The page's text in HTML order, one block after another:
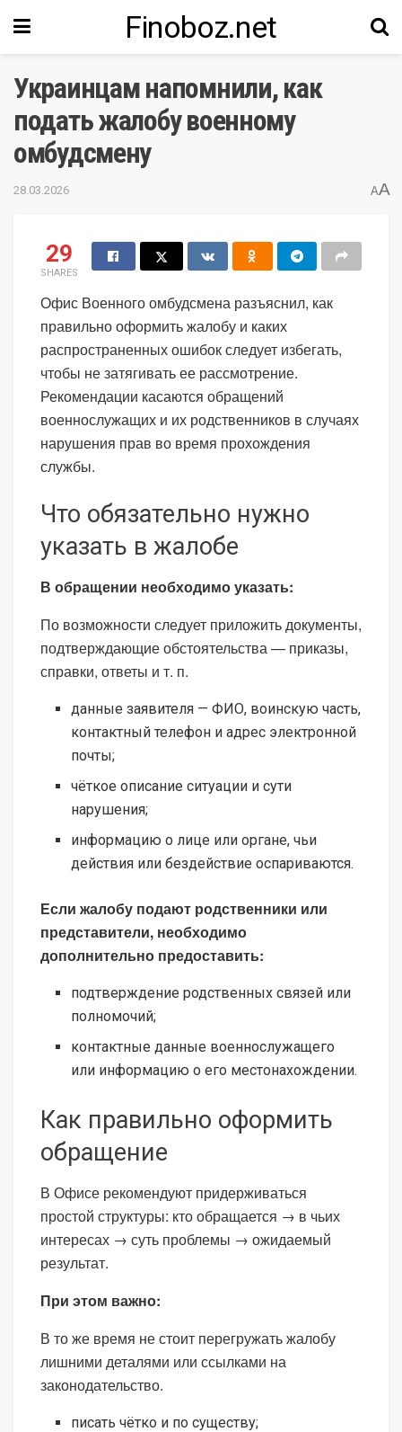
Finoboz.net
Украинцам напомнили, как
подать жалобу военному
омбудсмену
28.03.2026 AA
29
SHARES
Офис Военного омбудсмена разъяснил, как
правильно оформить жалобу и каких
распространенных ошибок следует избегать,
чтобы не затягивать ее рассмотрение.
Рекомендации касаются обращений
военнослужащих и их родственников в случаях
нарушения прав во время прохождения
службы.
Что обязательно нужно
указать в жалобе
В обращении необходимо указать:
По возможности следует приложить документы,
подтверждающие обстоятельства — приказы,
справки, ответы и т. п.
данные заявителя — ФИО, воинскую часть,
контактный телефон и адрес электронной
почты;
чёткое описание ситуации и сути
нарушения;
информацию о лице или органе, чьи
действия или бездействие оспариваются.
Если жалобу подают родственники или
представители, необходимо
дополнительно предоставить:
подтверждение родственных связей или
полномочий;
контактные данные военнослужащего
или информацию о его местонахождении.
Как правильно оформить
обращение
В Офисе рекомендуют придерживаться
простой структуры: кто обращается → в чьих
интересах → суть проблемы → ожидаемый
результат.
При этом важно:
В то же время не стоит перегружать жалобу
лишними деталями или ссылками на
законодательство.
писать чётко и по существу;